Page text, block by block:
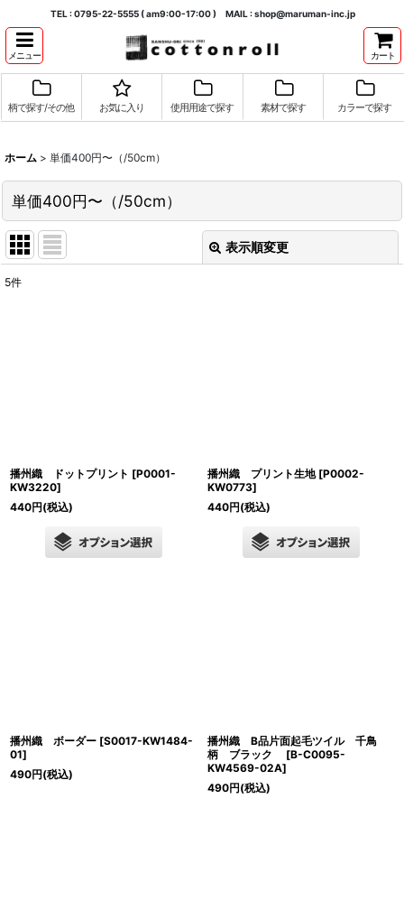
TEL : 0795-22-5555 ( am9:00-17:00 ) MAIL : shop@maruman-inc.jp
メニュー カート
柄で探す/その他 お気に入り 使用用途で探す 素材で探す カラーで探す
ホーム > 単価400円〜（/50cm）
単価400円〜（/50cm）
表示順変更
5件
播州織 ドットプリント [P0001-
KW3220]
440円(税込)
播州織 プリント生地 [P0002-
KW0773]
440円(税込)
播州織 ボーダー [S0017-KW1484-
01]
490円(税込)
播州織 B品片面起毛ツイル 千鳥
柄 ブラック
[B-C0095-
KW4569-02A]
490円(税込)